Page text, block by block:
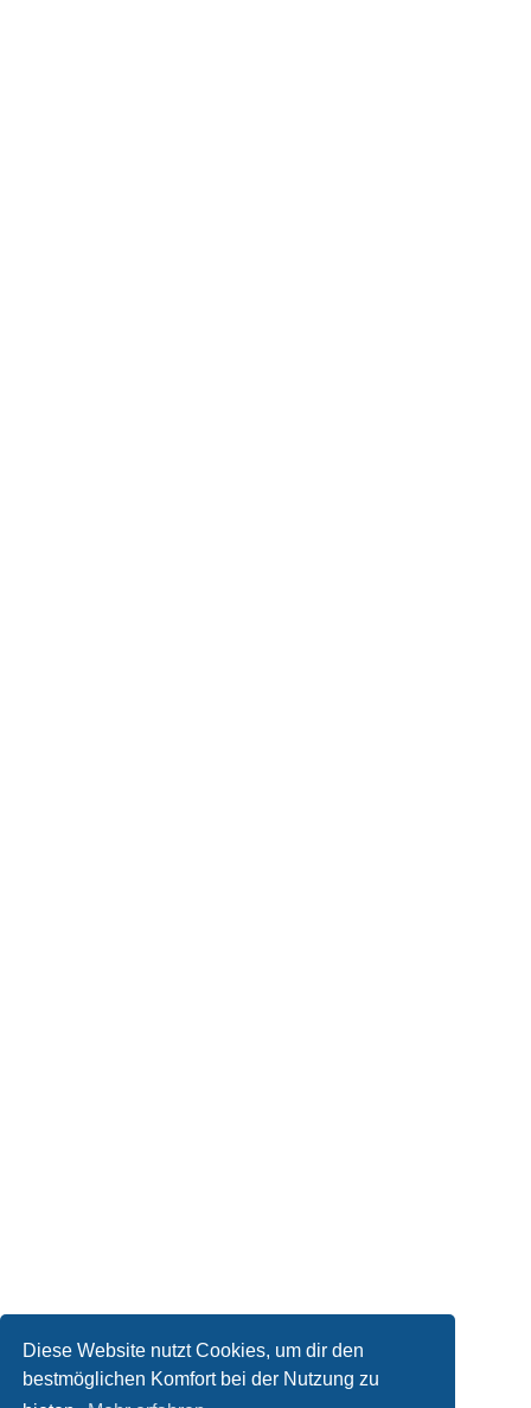
Diese Website nutzt Cookies, um dir den
bestmöglichen Komfort bei der Nutzung zu